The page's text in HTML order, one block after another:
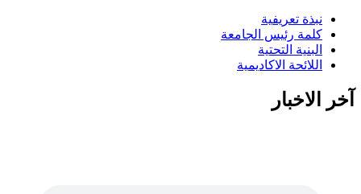
نبذة تعريفية
كلمة رئيس الجامعة
البنية التحتية
اللائحة الاكاديمية
آخر الاخبار